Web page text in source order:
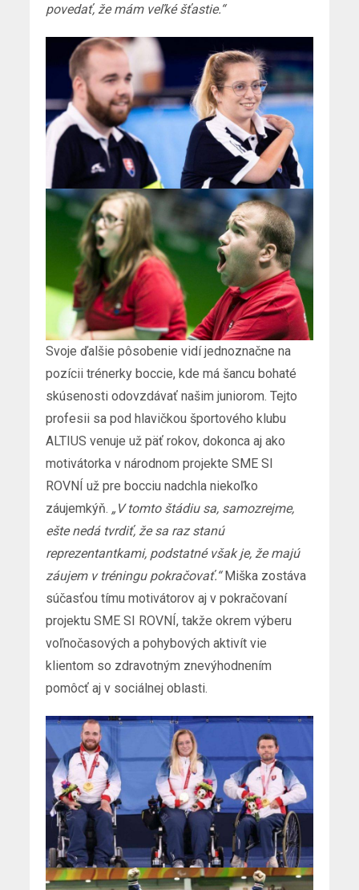
povedať, že mám veľké šťastie.“
Svoje ďalšie pôsobenie vidí jednoznačne na
pozícii trénerky boccie, kde má šancu bohaté
skúsenosti odovzdávať našim juniorom. Tejto
profesii sa pod hlavičkou športového klubu
ALTIUS venuje už päť rokov, dokonca aj ako
motivátorka v národnom projekte SME SI
ROVNÍ už pre bocciu nadchla niekoľko
záujemkýň. „V tomto štádiu sa, samozrejme,
ešte nedá tvrdiť, že sa raz stanú
reprezentantkami, podstatné však je, že majú
záujem v tréningu pokračovať.“ Miška zostáva
súčasťou tímu motivátorov aj v pokračovaní
projektu SME SI ROVNÍ, takže okrem výberu
voľnočasových a pohybových aktivít vie
klientom so zdravotným znevýhodnením
pomôcť aj v sociálnej oblasti.